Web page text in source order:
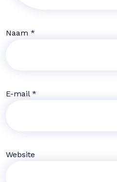
Naam *
E-mail *
Website